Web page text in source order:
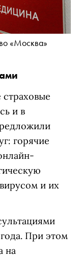
«Москва»
и в
горячие
и их
При этом
на